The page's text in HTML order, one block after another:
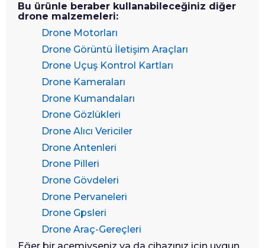
Bu ürünle beraber kullanabileceğiniz diğer
drone malzemeleri:
Drone Motorları
Drone Görüntü İletişim Araçları
Drone Uçuş Kontrol Kartları
Drone Kameraları
Drone Kumandaları
Drone Gözlükleri
Drone Alıcı Vericiler
Drone Antenleri
Drone Pilleri
Drone Gövdeleri
Drone Pervaneleri
Drone Gpsleri
Drone Araç-Gereçleri
Eğer bir acemiyseniz ya da cihazınız için uygun